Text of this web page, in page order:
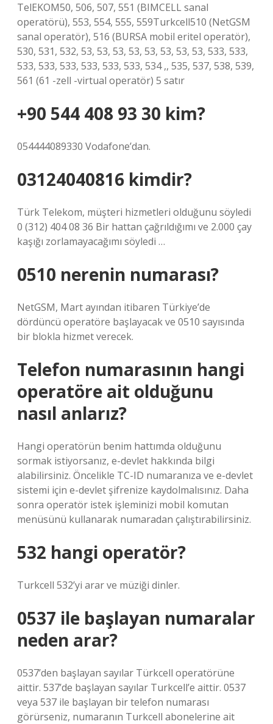
TelEKOM50, 506, 507, 551 (BIMCELL sanal
operatörü), 553, 554, 555, 559Turkcell510 (NetGSM
sanal operatör), 516 (BURSA mobil eritel operatör),
530, 531, 532, 53, 53, 53, 53, 53, 53, 53, 53, 533, 533,
533, 533, 533, 533, 533, 533, 534 ,, 535, 537, 538, 539,
561 (61 -zell -virtual operatör) 5 satır
+90 544 408 93 30 kim?
054444089330 Vodafone’dan.
03124040816 kimdir?
Türk Telekom, müşteri hizmetleri olduğunu söyledi
0 (312) 404 08 36 Bir hattan çağrıldığımı ve 2.000 çay
kaşığı zorlamayacağımı söyledi …
0510 nerenin numarası?
NetGSM, Mart ayından itibaren Türkiye’de
dördüncü operatöre başlayacak ve 0510 sayısında
bir blokla hizmet verecek.
Telefon numarasının hangi
operatöre ait olduğunu
nasıl anlarız?
Hangi operatörün benim hattımda olduğunu
sormak istiyorsanız, e-devlet hakkında bilgi
alabilirsiniz. Öncelikle TC-ID numaranıza ve e-devlet
sistemi için e-devlet şifrenize kaydolmalısınız. Daha
sonra operatör istek işleminizi mobil komutan
menüsünü kullanarak numaradan çalıştırabilirsiniz.
532 hangi operatör?
Turkcell 532’yi arar ve müziği dinler.
0537 ile başlayan numaralar
neden arar?
0537’den başlayan sayılar Türkcell operatörüne
aittir. 537’de başlayan sayılar Turkcell’e aittir. 0537
veya 537 ile başlayan bir telefon numarası
görürseniz, numaranın Turkcell abonelerine ait